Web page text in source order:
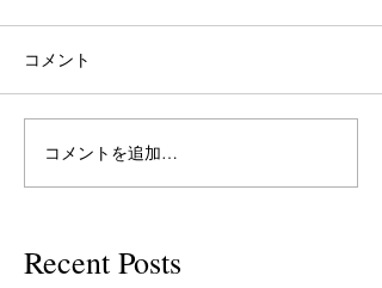
コメント
コメントを追加…
Recent Posts